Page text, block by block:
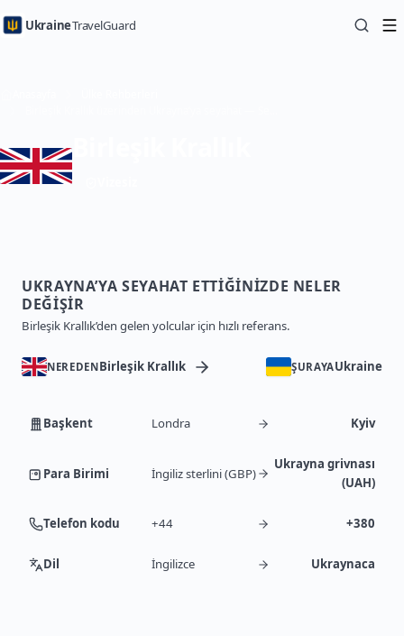
UkraineTravelGuard
UKRAYNA’YA SEYAHAT ETTIĞINIZDE NELER
DEĞIŞIR
Birleşik Krallık’den gelen yolcular için hızlı referans.
NEREDENBirleşik Krallık ŞURAYAUkraine
Başkent Londra Kyiv
Para Birimi İngiliz sterlini (GBP)
Ukrayna grivnası
(UAH)
Telefon kodu +44 +380
Dil İngilizce Ukraynaca